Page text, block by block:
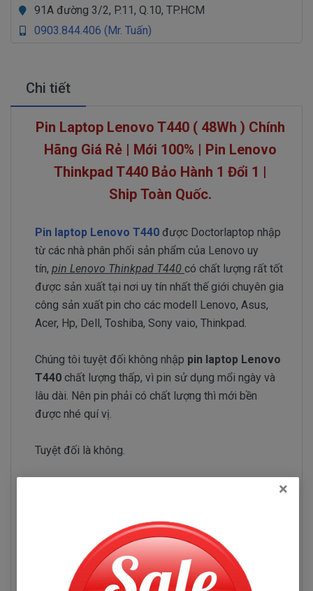
91A đường 3/2, P.11, Q.10, TP.HCM
0903.844.406 (Mr. Tuấn)
Chi tiết
Pin Laptop Lenovo T440 ( 48Wh ) Chính
Hãng Giá Rẻ | Mới 100% | Pin Lenovo
Thinkpad T440 Bảo Hành 1 Đổi 1 |
Ship Toàn Quốc.
Pin laptop Lenovo T440 được Doctorlaptop nhập
từ các nhà phân phối sản phẩm của Lenovo uy
tín, pin Lenovo Thinkpad T440 có chất lượng rất tốt
được sản xuất tại nơi uy tín nhất thế giới chuyên gia
công sản xuất pin cho các modell Lenovo, Asus,
Acer, Hp, Dell, Toshiba, Sony vaio, Thinkpad.
Chúng tôi tuyệt đối không nhập pin laptop Lenovo
T440 chất lượng thấp, vì pin sử dụng mổi ngày và
lâu dài. Nên pin phải có chất lượng thì mới bền
được nhé quí vị.
Tuyệt đối là không.
tuyển chọn những nhà phân phối pin có uy tín và
chuyên sản xuất pin chất lượng tốt.
×